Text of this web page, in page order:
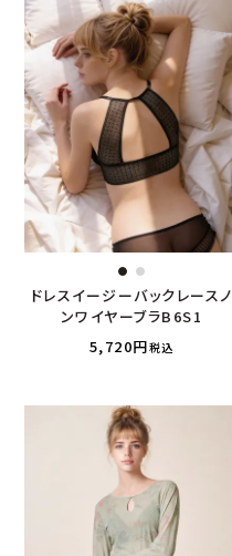
ドレスイージーバックレースノ
ンワイヤーブラB6S1
5,720
税込